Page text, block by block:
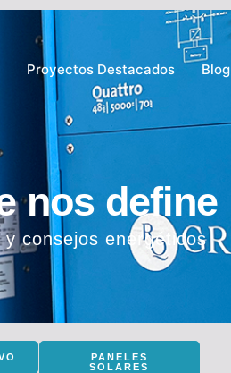
Proyectos Destacados Blog
nos define
y consejos energéticos
PANELES
SOLARES